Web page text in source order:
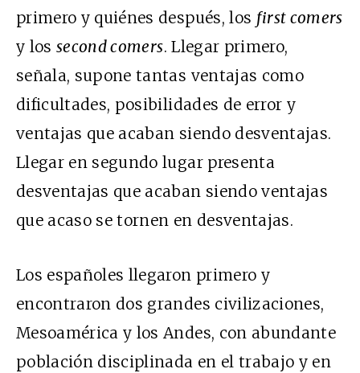
primero y quiénes después, los first comers
y lossecond comers. Llegar primero,
señala, supone tantas ventajas como
dificultades, posibilidades de error y
ventajas que acaban siendo desventajas.
Llegar en segundo lugar presenta
desventajas que acaban siendo ventajas
que acaso se tornen en desventajas.
Los españoles llegaron primero y
encontraron dos grandes civilizaciones,
Mesoamérica y los Andes, con abundante
población disciplinada en el trabajo y en